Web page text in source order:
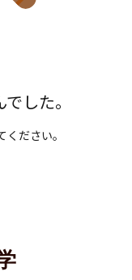
した。
ださい。